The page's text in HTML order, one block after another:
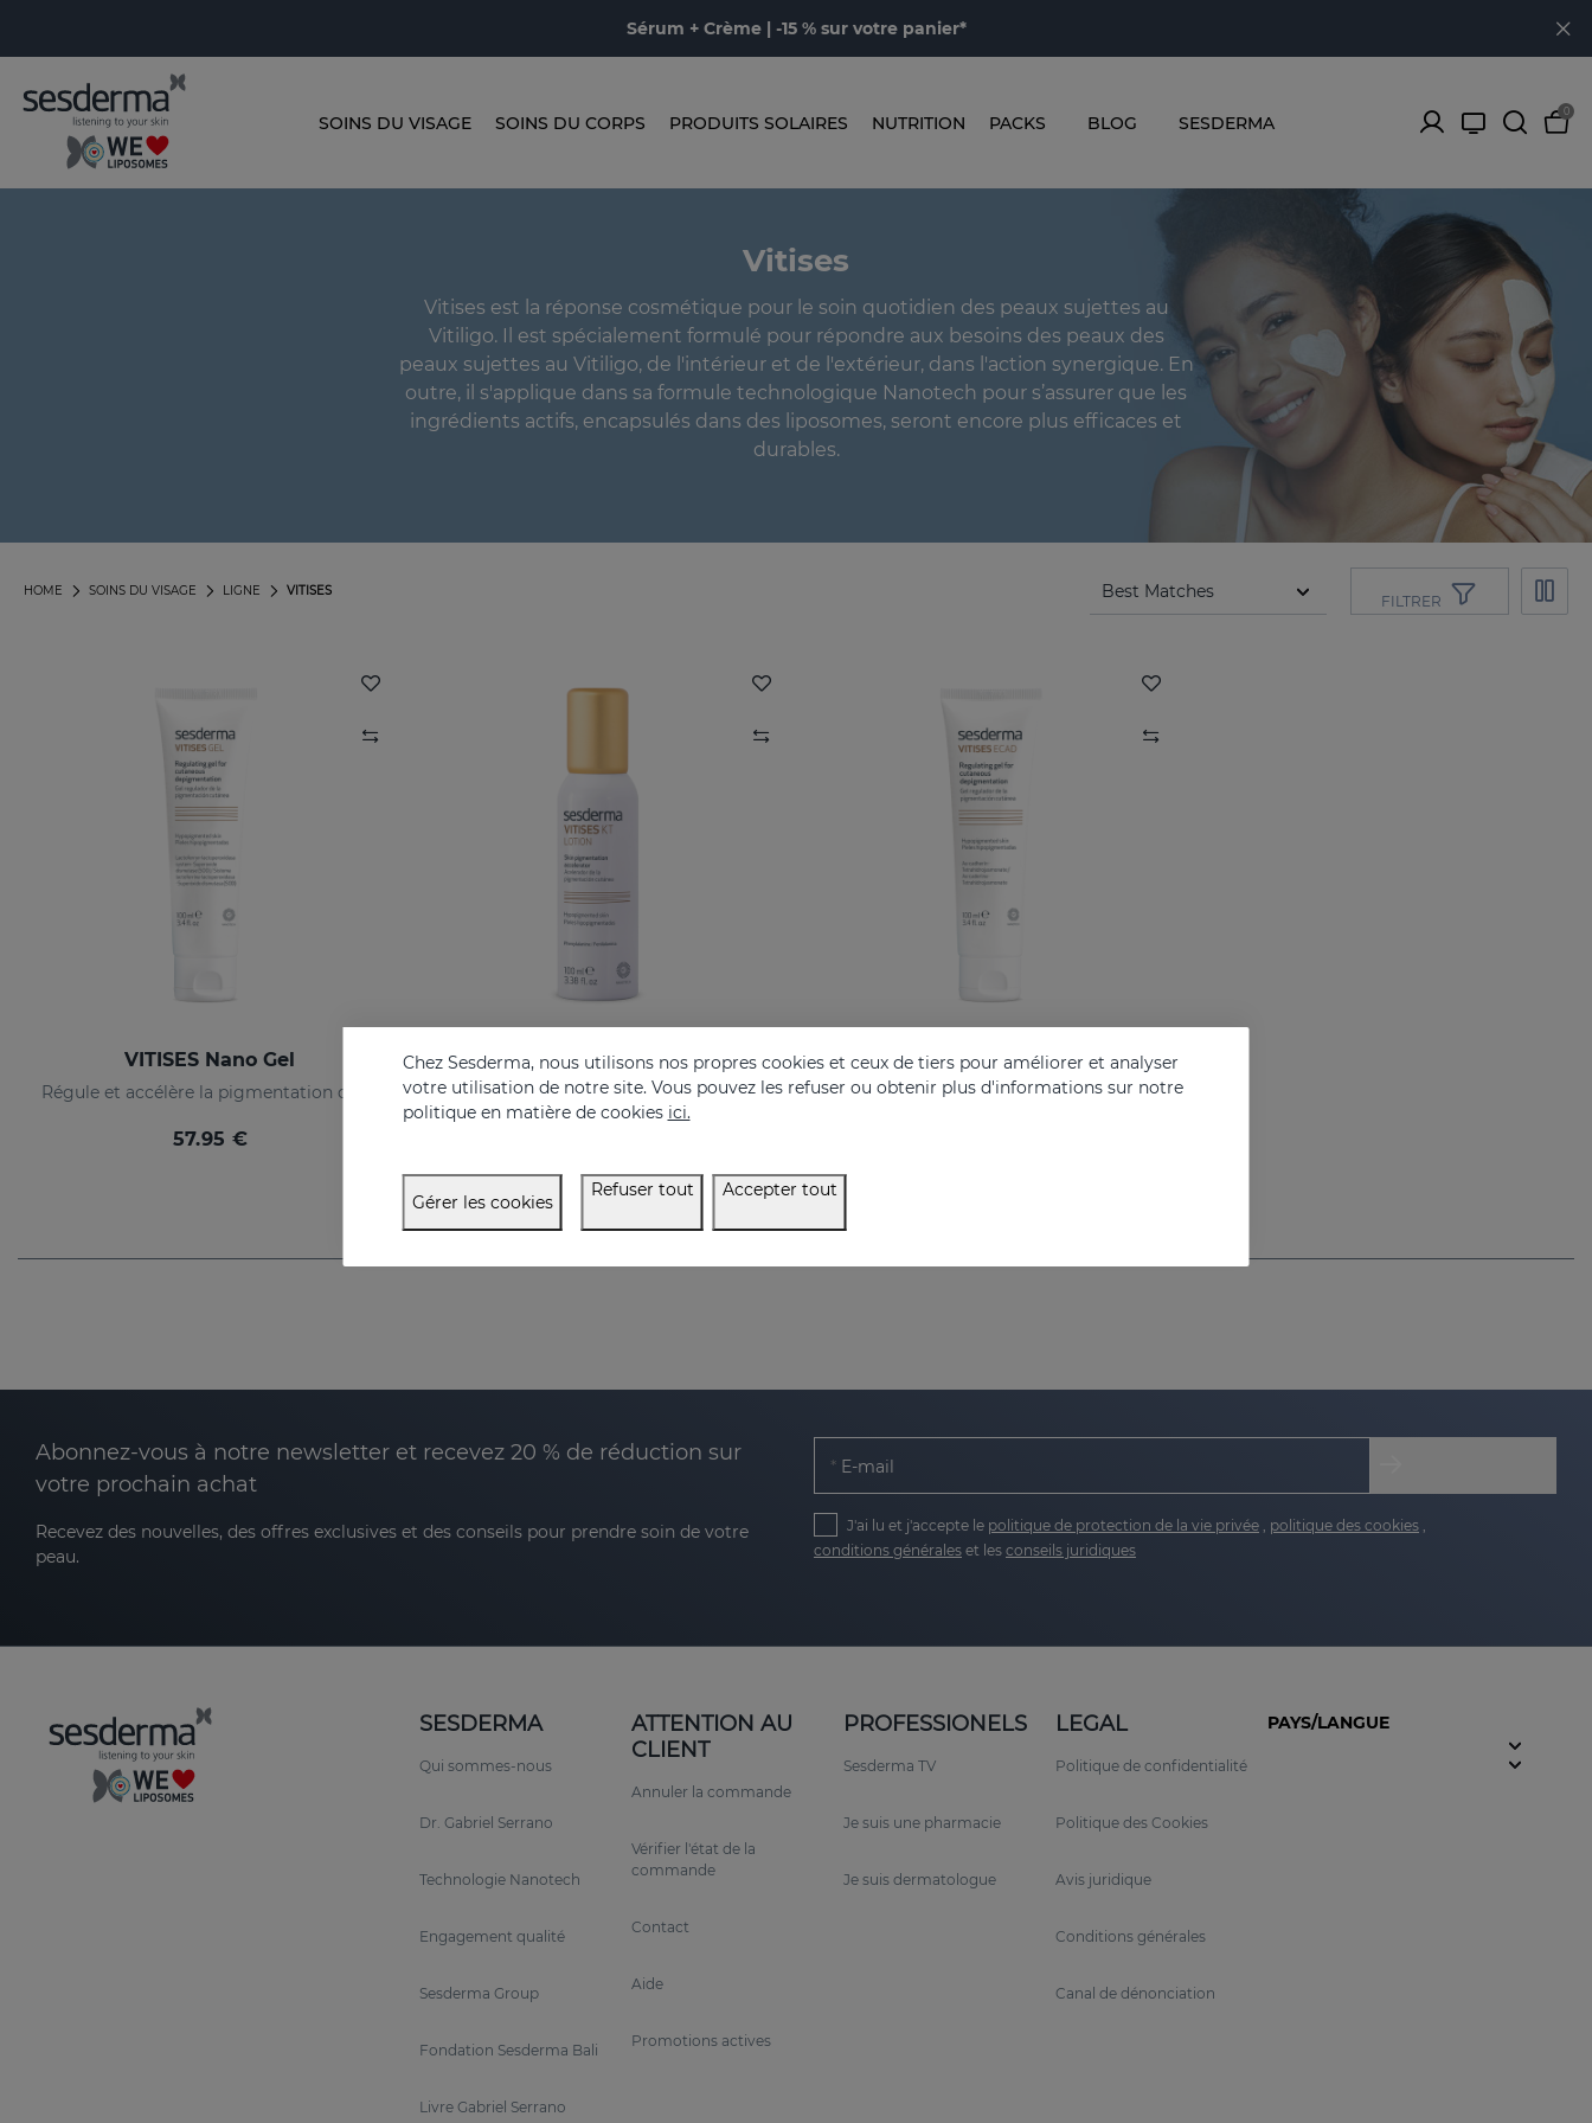
Sérum + Crème | -15 % sur votre panier*
SOINS DU VISAGE SOINS DU CORPS PRODUITS SOLAIRES NUTRITION PACKS BLOG SESDERMA
0
Vitises
Vitises est la réponse cosmétique pour le soin quotidien des peaux sujettes au
Vitiligo. Il est spécialement formulé pour répondre aux besoins des peaux des
peaux sujettes au Vitiligo, de l'intérieur et de l'extérieur, dans l'action synergique. En
outre, il s'applique dans sa formule technologique Nanotech pour s’assurer que les
ingrédients actifs, encapsulés dans des liposomes, seront encore plus efficaces et
durables.
VITISES
LIGNE
SOINS DU VISAGE
HOME
FILTRER
VITISES Nano Gel
57.95 €
VITISES KT
Accélérateur de pigmentation de la peau
VITISES Ecad Gel
Gel liposomé pour peaux hypopigmentées
Abonnez-vous à notre newsletter et recevez 20 % de réduction sur
votre prochain achat
Recevez des nouvelles, des offres exclusives et des conseils pour prendre soin de votre
peau.
E-mail
J'ai lu et j'accepte le politique de protection de la vie privée politique des cookies
conditions générales et les conseils juridiques
SESDERMA
Qui sommes-nous
Dr. Gabriel Serrano
Technologie Nanotech
Engagement qualité
Sesderma Group
Fondation Sesderma Bali
Livre Gabriel Serrano
ATTENTION AU
CLIENT
Annuler la commande
Vérifier l'état de la
commande
Contact
Aide
Promotions actives
PROFESSIONELS
Sesderma TV
Je suis une pharmacie
Je suis dermatologue
LEGAL
Politique de confidentialité
Politique des Cookies
Avis juridique
Conditions générales
Canal de dénonciation
PAYS/LANGUE
Chez Sesderma, nous utilisons nos propres cookies et ceux de tiers pour améliorer et analyser
votre utilisation de notre site. Vous pouvez les refuser ou obtenir plus d'informations sur notre
politique en matière de cookies ici.
Gérer les cookies
Refuser tout Accepter tout